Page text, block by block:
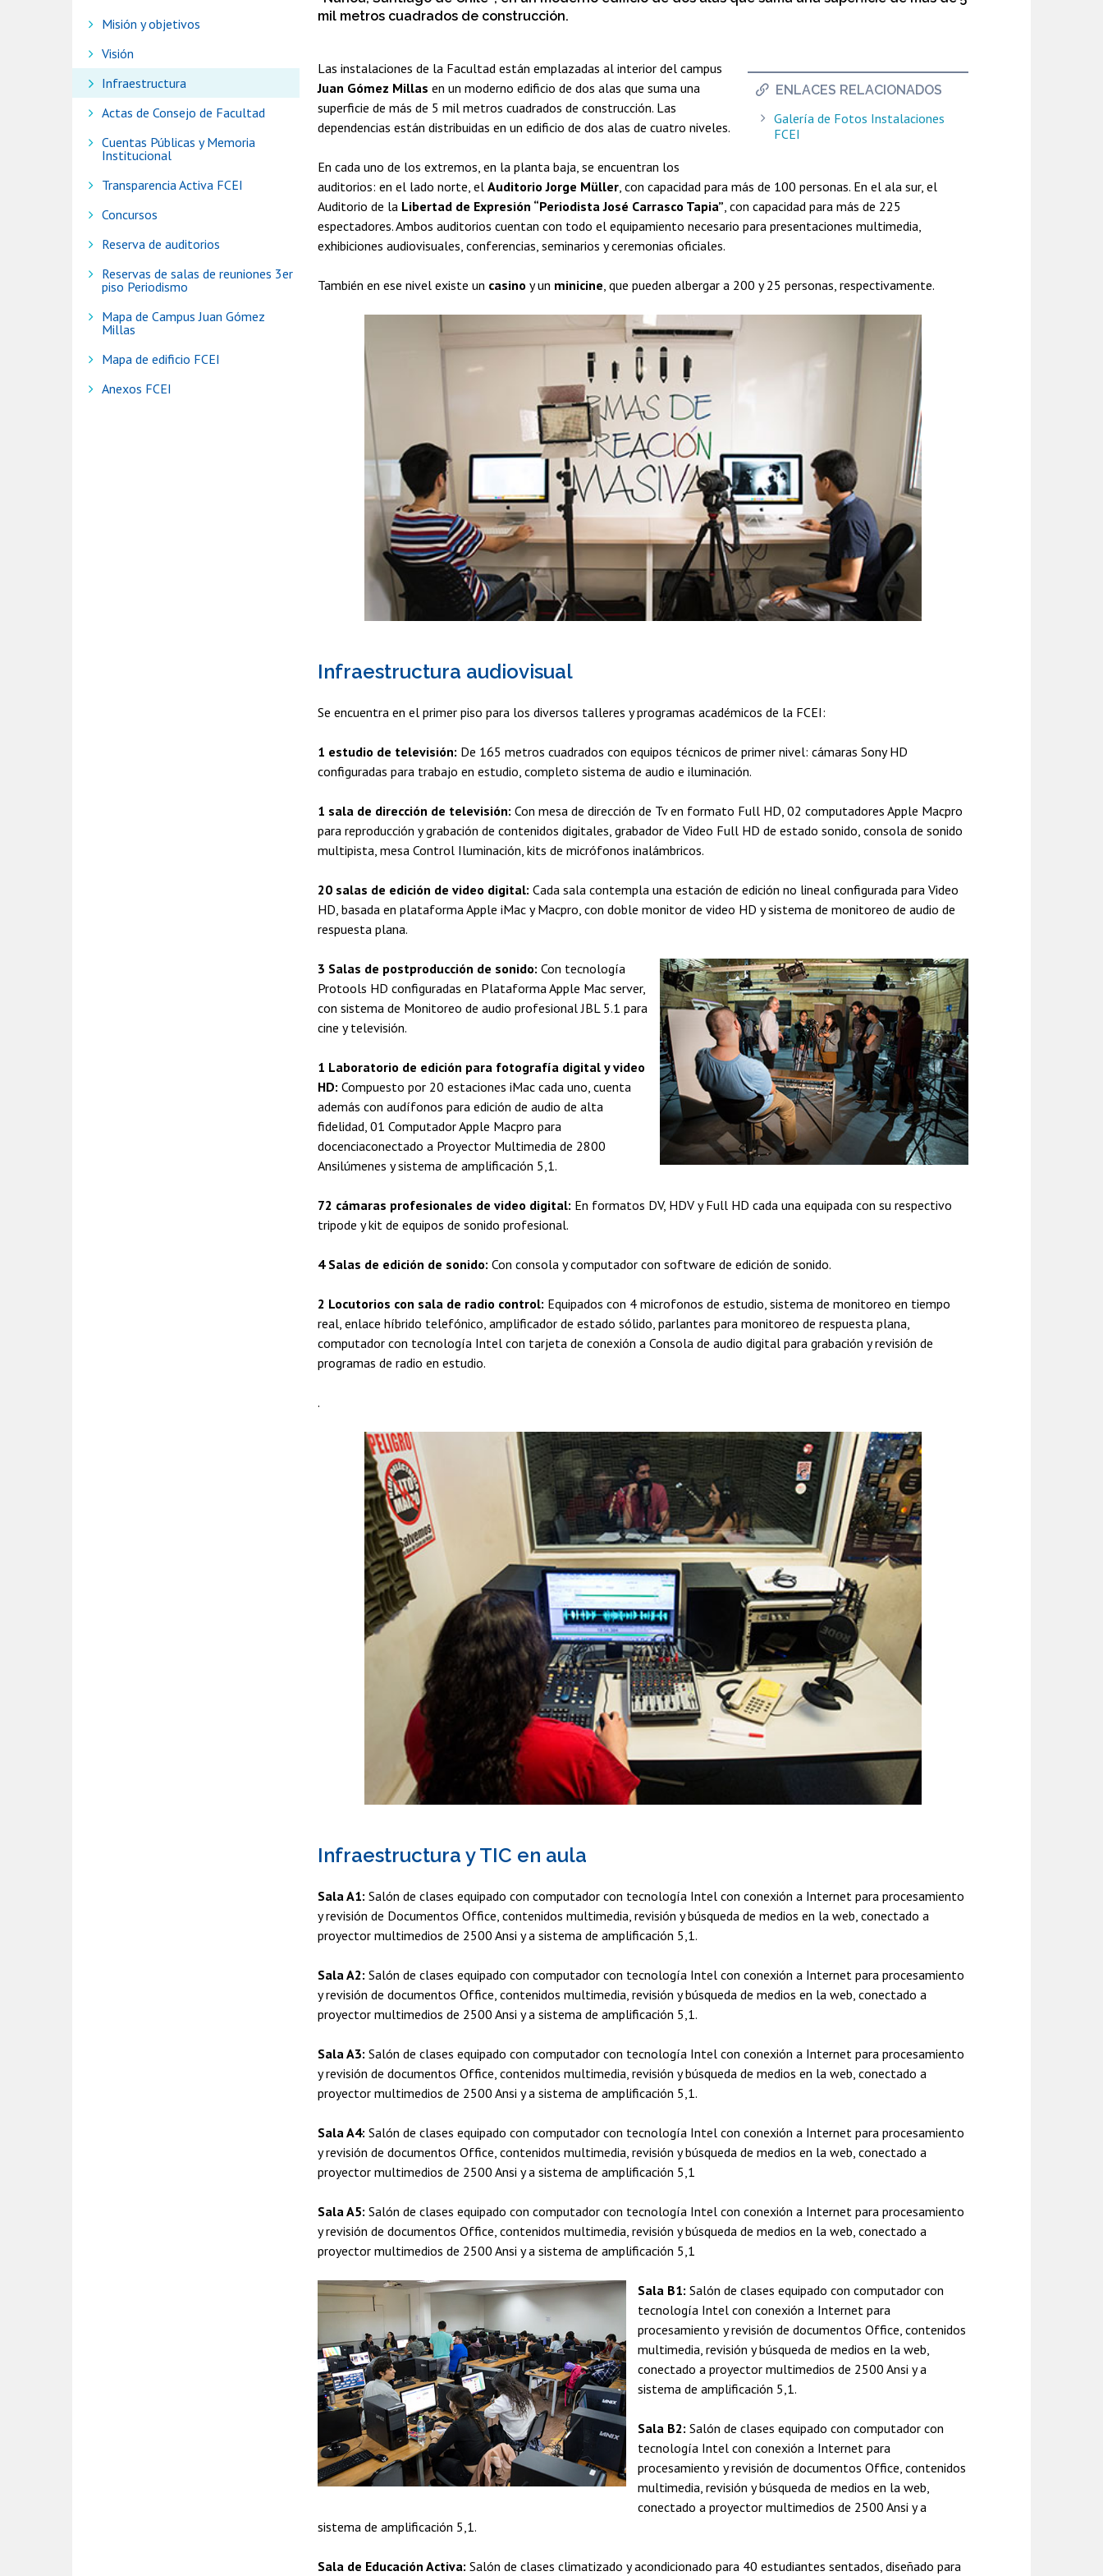
Misión y objetivos
Visión
Infraestructura
Actas de Consejo de Facultad
Cuentas Públicas y Memoria
Institucional
Transparencia Activa FCEI
Concursos
Reserva de auditorios
Reservas de salas de reuniones 3er
piso Periodismo
Mapa de Campus Juan Gómez
Millas
Mapa de edificio FCEI
Anexos FCEI
mil metros cuadrados de construcción.
ENLACES RELACIONADOS
Galería de Fotos Instalaciones
FCEI
Las instalaciones de la Facultad están emplazadas al interior del campus
Juan Gómez Millas en un moderno edificio de dos alas que suma una
superficie de más de 5 mil metros cuadrados de construcción. Las
dependencias están distribuidas en un edificio de dos alas de cuatro niveles.
En cada uno de los extremos, en la planta baja, se encuentran los
auditorios: en el lado norte, elAuditorio Jorge Müller, con capacidad para más de 100 personas. En el ala sur, el
Auditorio de la Libertad de Expresión “Periodista José Carrasco Tapia”, con capacidad para más de 225
espectadores. Ambos auditorios cuentan con todo el equipamiento necesario para presentaciones multimedia,
exhibiciones audiovisuales, conferencias, seminarios y ceremonias oficiales.
También en ese nivel existe un casino y un minicine, que pueden albergar a 200 y 25 personas, respectivamente.
Infraestructura audiovisual
Se encuentra en el primer piso para los diversos talleres y programas académicos de la FCEI:
1 estudio de televisión: De 165 metros cuadrados con equipos técnicos de primer nivel: cámaras Sony HD
configuradas para trabajo en estudio, completo sistema de audio e iluminación.
1 sala de dirección de televisión: Con mesa de dirección de Tv en formato Full HD, 02 computadores Apple Macpro
para reproducción y grabación de contenidos digitales, grabador de Video Full HD de estado sonido, consola de sonido
multipista, mesa Control Iluminación, kits de micrófonos inalámbricos.
20 salas de edición de video digital: Cada sala contempla una estación de edición no lineal configurada para Video
HD, basada en plataforma Apple iMac y Macpro, con doble monitor de video HD y sistema de monitoreo de audio de
respuesta plana.
3 Salas de postproducción de sonido: Con tecnología
Protools HD configuradas en Plataforma Apple Mac server,
con sistema de Monitoreo de audio profesional JBL 5.1 para
cine y televisión.
1 Laboratorio de edición para fotografía digital y video
HD: Compuesto por 20 estaciones iMac cada uno, cuenta
además con audífonos para edición de audio de alta
fidelidad, 01 Computador Apple Macpro para
docenciaconectado a Proyector Multimedia de 2800
Ansilúmenes y sistema de amplificación 5,1.
72 cámaras profesionales de video digital: En formatos DV, HDV y Full HD cada una equipada con su respectivo
tripode y kit de equipos de sonido profesional.
4 Salas de edición de sonido: Con consola y computador con software de edición de sonido.
2 Locutorios con sala de radio control: Equipados con 4 microfonos de estudio, sistema de monitoreo en tiempo
real, enlace híbrido telefónico, amplificador de estado sólido, parlantes para monitoreo de respuesta plana,
computador con tecnología Intel con tarjeta de conexión a Consola de audio digital para grabación y revisión de
programas de radio en estudio.
.
Infraestructura y TIC en aula
Sala A1: Salón de clases equipado con computador con tecnología Intel con conexión a Internet para procesamiento
y revisión de Documentos Office, contenidos multimedia, revisión y búsqueda de medios en la web, conectado a
proyector multimedios de 2500 Ansi y a sistema de amplificación 5,1.
Sala A2: Salón de clases equipado con computador con tecnología Intel con conexión a Internet para procesamiento
y revisión de documentos Office, contenidos multimedia, revisión y búsqueda de medios en la web, conectado a
proyector multimedios de 2500 Ansi y a sistema de amplificación 5,1.
Sala A3: Salón de clases equipado con computador con tecnología Intel con conexión a Internet para procesamiento
y revisión de documentos Office, contenidos multimedia, revisión y búsqueda de medios en la web, conectado a
proyector multimedios de 2500 Ansi y a sistema de amplificación 5,1.
Sala A4: Salón de clases equipado con computador con tecnología Intel con conexión a Internet para procesamiento
y revisión de documentos Office, contenidos multimedia, revisión y búsqueda de medios en la web, conectado a
proyector multimedios de 2500 Ansi y a sistema de amplificación 5,1
Sala A5: Salón de clases equipado con computador con tecnología Intel con conexión a Internet para procesamiento
y revisión de documentos Office, contenidos multimedia, revisión y búsqueda de medios en la web, conectado a
proyector multimedios de 2500 Ansi y a sistema de amplificación 5,1
Sala B1: Salón de clases equipado con computador con
tecnología Intel con conexión a Internet para
procesamiento y revisión de documentos Office, contenidos
multimedia, revisión y búsqueda de medios en la web,
conectado a proyector multimedios de 2500 Ansi y a
sistema de amplificación 5,1.
Sala B2: Salón de clases equipado con computador con
tecnología Intel con conexión a Internet para
procesamiento y revisión de documentos Office, contenidos
multimedia, revisión y búsqueda de medios en la web,
conectado a proyector multimedios de 2500 Ansi y a
sistema de amplificación 5,1.
Sala de Educación Activa: Salón de clases climatizado y acondicionado para 40 estudiantes sentados, diseñado para